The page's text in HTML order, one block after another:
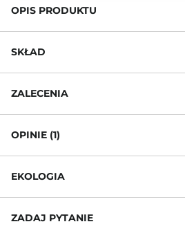
OPIS PRODUKTU
SKŁAD
ZALECENIA
OPINIE (1)
EKOLOGIA
ZADAJ PYTANIE